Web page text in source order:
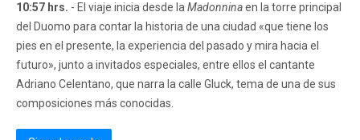
10:57 hrs. - El viaje inicia desde la Madonninaen la torre principal
del Duomo para contar la historia de una ciudad «que tiene los
pies en el presente, la experiencia del pasado y mira hacia el
futuro», junto a invitados especiales, entre ellos el cantante
Adriano Celentano, que narra la calle Gluck, tema de una de sus
composiciones más conocidas.